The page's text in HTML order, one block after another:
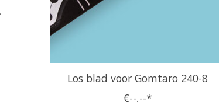
Los blad voor Gomtaro 240-8
€--,--*